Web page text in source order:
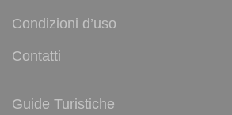
Condizioni d’uso
Contatti
Guide Turistiche